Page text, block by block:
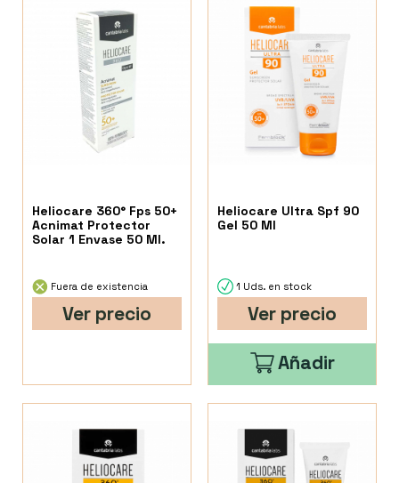
Heliocare 360° Fps 50+
Acnimat Protector
Solar 1 Envase 50 Ml.
Fuera de existencia
Ver precio
Heliocare Ultra Spf 90
Gel 50 Ml
1 Uds. en stock
Ver precio
Añadir